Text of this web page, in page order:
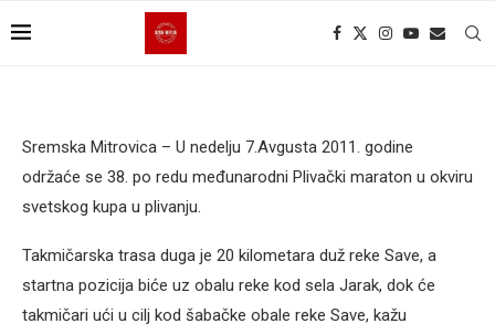
Sremska Mitrovica – U nedelju 7.Avgusta 2011. godine
održaće se 38. po redu međunarodni Plivački maraton u okviru
svetskog kupa u plivanju.
Takmičarska trasa duga je 20 kilometara duž reke Save, a
startna pozicija biće uz obalu reke kod sela Jarak, dok će
takmičari ući u cilj kod šabačke obale reke Save, kažu